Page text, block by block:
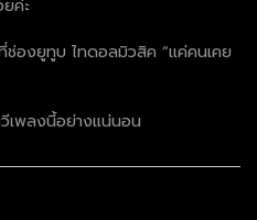
ค่ะ
องยูทูบ ไทดอลมิวสิค “แค่คนเคย
วีเพลงนี้อย่างแน่นอน